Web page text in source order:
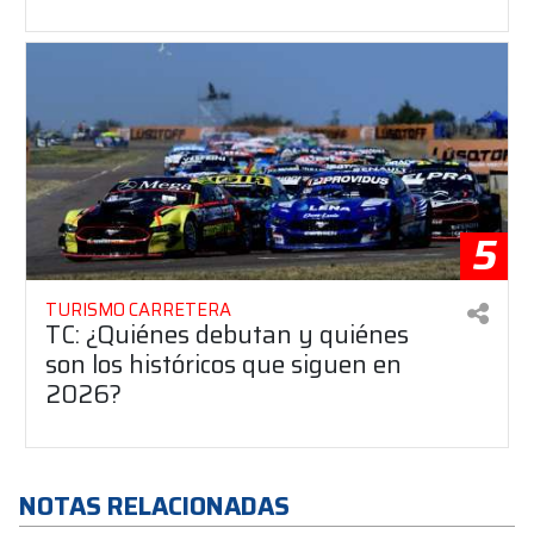
5
TURISMO CARRETERA
TC: ¿Quiénes debutan y quiénes
son los históricos que siguen en
2026?
NOTAS RELACIONADAS